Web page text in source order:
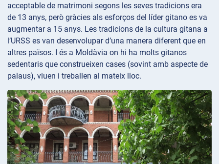
acceptable de matrimoni segons les seves tradicions era
de 13 anys, però gràcies als esforços del líder gitano es va
augmentar a 15 anys. Les tradicions de la cultura gitana a
l’URSS es van desenvolupar d’una manera diferent que en
altres països. I és a Moldàvia on hi ha molts gitanos
sedentaris que construeixen cases (sovint amb aspecte de
palaus), viuen i treballen al mateix lloc.